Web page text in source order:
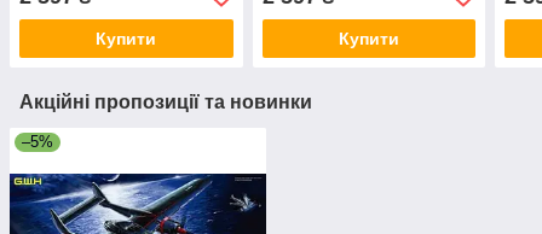
Купити Купити
Акційні пропозиції та новинки
–5%